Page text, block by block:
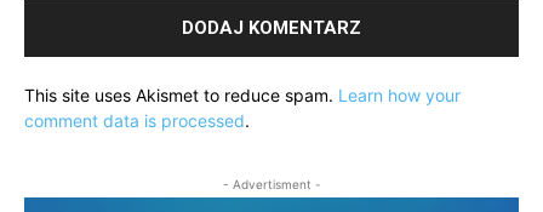
This site uses Akismet to reduce spam. Learn how your
comment data is processed.
- Advertisment -